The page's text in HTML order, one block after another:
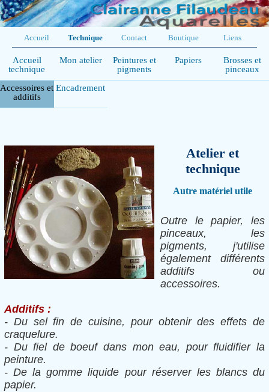
Accueil Technique Contact Boutique Liens
Atelier et
technique
Autre matériel utile
Outre le papier, les
pinceaux, les
pigments, j'utilise
également différents
additifs ou
accessoires.
Additifs :
- Du sel fin de cuisine, pour obtenir des effets de
craquelure.
- Du fiel de boeuf dans mon eau, pour fluidifier la
peinture.
- De la gomme liquide pour réserver les blancs du
papier.
Accueil
technique
Mon atelier
Peintures et
pigments
Papiers
Brosses et
pinceaux
Accessoires et
additifs
Encadrement